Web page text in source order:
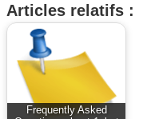
Articles relatifs :
Frequently Asked